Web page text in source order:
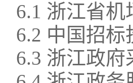
6.1 浙江省机
6.2 中国招标
6.3 浙江政府